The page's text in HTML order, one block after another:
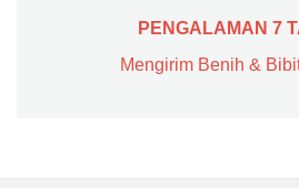
PENGALAMAN 7
Mengirim Benih &